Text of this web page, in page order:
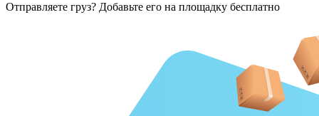
Отправляете груз? Добавьте его на площадку бесплатно